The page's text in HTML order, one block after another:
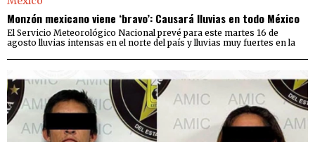
Monzón mexicano viene ‘bravo’: Causará lluvias en todo México
El Servicio Meteorológico Nacional prevé para este martes 16 de
agosto lluvias intensas en el norte del país y lluvias muy fuertes en la